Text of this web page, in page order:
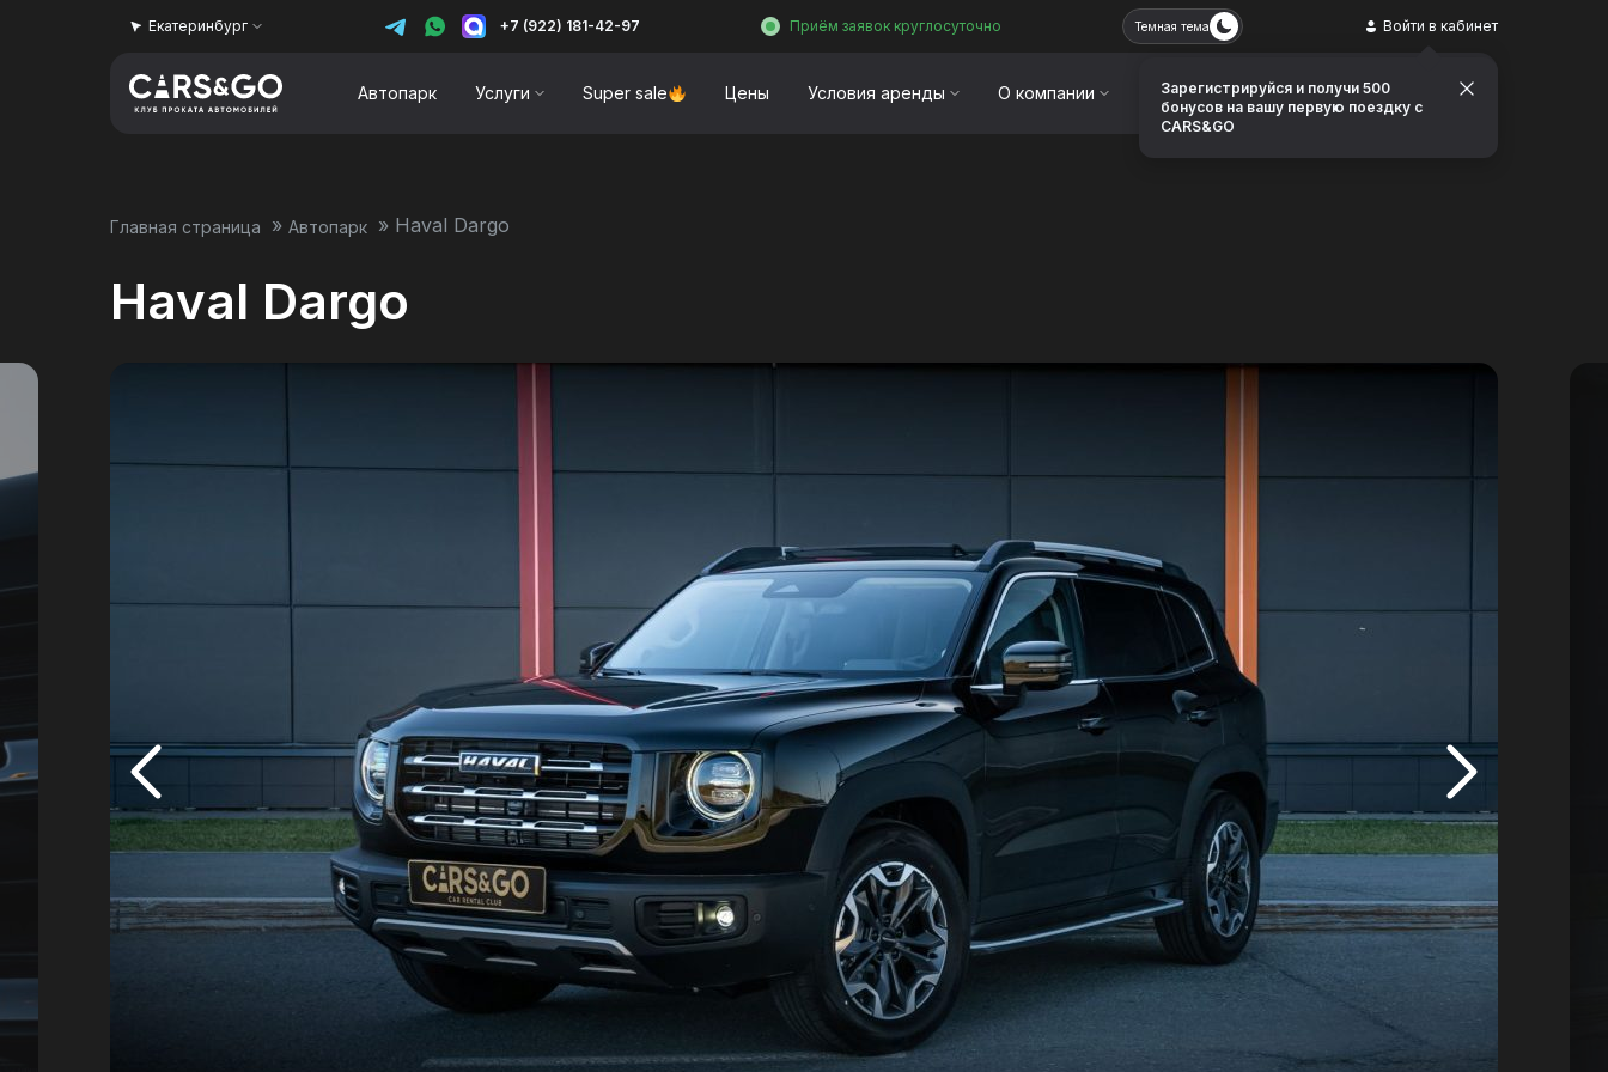
Автопарк Услуги Super sale Цены Условия аренды О компании Контакты Заказать звонок
Екатеринбург +7 (922) 181-42-97 Приём заявок круглосуточно Темная тема Войти в кабинет
Главная страница » Автопарк » Haval Dargo
Haval Dargo
Зарегистрируйся и получи 500
бонусов на вашу первую поездку с
CARS&GO